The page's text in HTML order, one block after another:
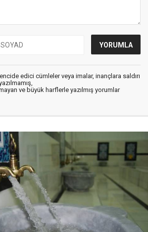
edici cümleler veya imalar, inançlara saldırı
ve büyük harflerle yazılmış yorumlar